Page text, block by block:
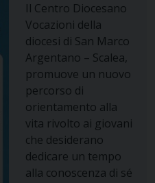
Il Centro Diocesano
Vocazioni della
diocesi di San Marco
Argentano – Scalea,
promuove un nuovo
percorso di
orientamento alla
vita rivolto ai giovani
che desiderano
dedicare un tempo
alla conoscenza di sé